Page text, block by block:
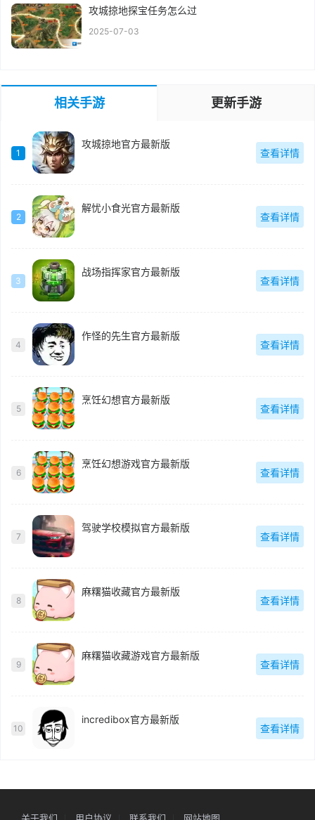
攻城掠地探宝任务怎么过
2025-07-03
相关手游 更新手游
1
攻城掠地官方最新版
查看详情
2
解忧小食光官方最新版
查看详情
3
战场指挥家官方最新版
查看详情
4
作怪的先生官方最新版
查看详情
5
烹饪幻想官方最新版
查看详情
6
烹饪幻想游戏官方最新版
查看详情
7
驾驶学校模拟官方最新版
查看详情
8
麻糬猫收藏官方最新版
查看详情
9
麻糬猫收藏游戏官方最新版
查看详情
10
incredibox官方最新版
查看详情